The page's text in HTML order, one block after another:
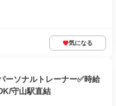
気になる
ーソナルトレーナー✅時給
守山駅直結